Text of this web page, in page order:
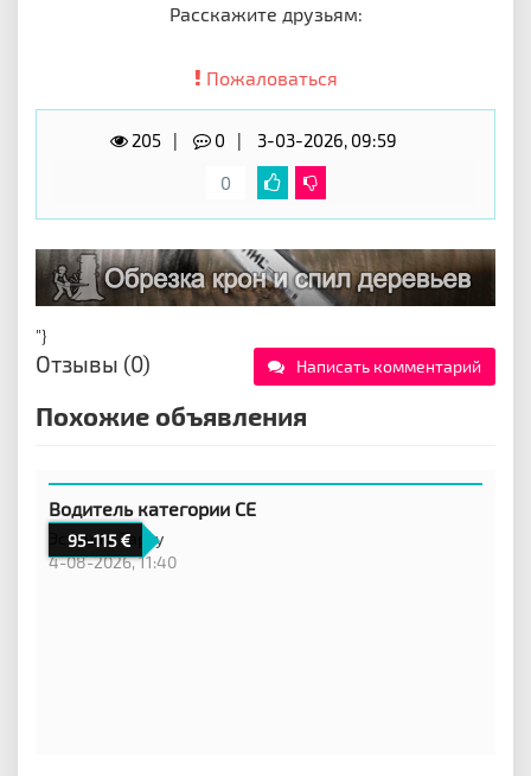
Расскажите друзьям:
Пожаловаться
205 0
3-03-2026, 09:59
0
"}
Отзывы (0) Написать комментарий
Похожие объявления
95-115
Водитель категории CE
Эстония,Тарту
4-08-2026, 11:40